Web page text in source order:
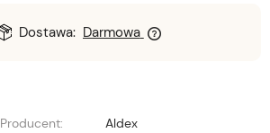
Dostawa: Darmowa
Producent: Aldex